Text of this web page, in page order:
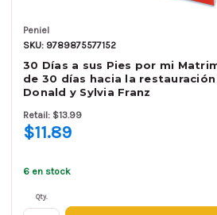
Peniel
SKU: 9789875577152
30 Días a sus Pies por mi
de 30 días hacia la
Donald y Sylvia Franz
Retail: $13.99
$11.89
6 en stock
Qty.